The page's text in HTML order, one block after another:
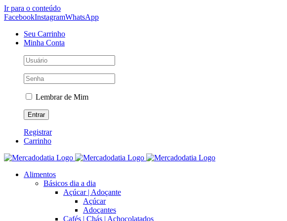
Ir para o conteúdo
FacebookInstagramWhatsApp
Seu Carrinho
Minha Conta
Lembrar de Mim
Registrar
Carrinho
Alimentos
Básicos dia a dia
Açúcar | Adoçante
Açúcar
Adoçantes
Cafés | Chás | Achocolatados